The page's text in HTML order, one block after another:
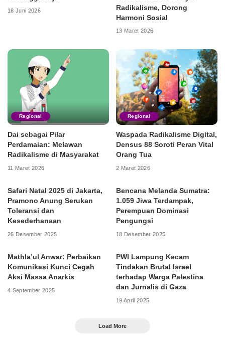
18 Juni 2026
Radikalisme, Dorong
Harmoni Sosial
13 Maret 2026
Regional
Dai sebagai Pilar
Perdamaian: Melawan
Radikalisme di Masyarakat
11 Maret 2026
Regional
Waspada Radikalisme Digital,
Densus 88 Soroti Peran Vital
Orang Tua
2 Maret 2026
Safari Natal 2025 di Jakarta,
Pramono Anung Serukan
Toleransi dan
Kesederhanaan
26 Desember 2025
Bencana Melanda Sumatra:
1.059 Jiwa Terdampak,
Perempuan Dominasi
Pengungsi
18 Desember 2025
Mathla’ul Anwar: Perbaikan
Komunikasi Kunci Cegah
Aksi Massa Anarkis
4 September 2025
PWI Lampung Kecam
Tindakan Brutal Israel
terhadap Warga Palestina
dan Jurnalis di Gaza
19 April 2025
Load More